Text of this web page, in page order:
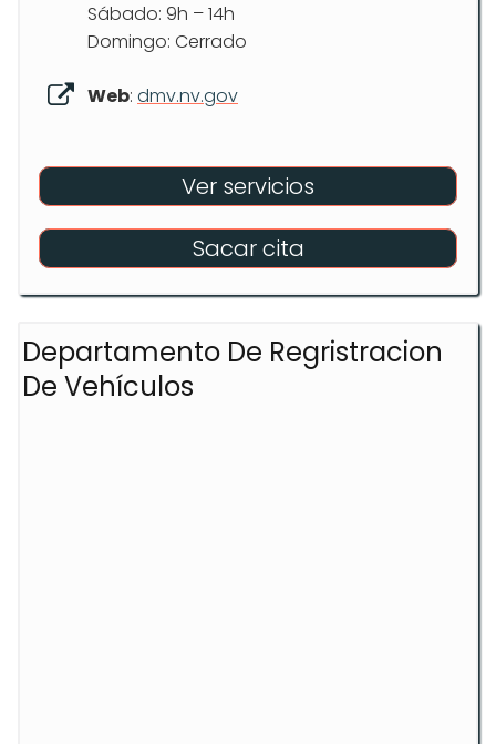
Sábado: 9h – 14h
Domingo: Cerrado
Web: dmv.nv.gov
Ver servicios
Sacar cita
Departamento De Regristracion
De Vehículos